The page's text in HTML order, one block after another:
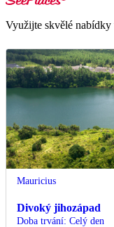
Využijte skvělé nabídky
Mauricius
Divoký jihozápad
Doba trvání: Celý den